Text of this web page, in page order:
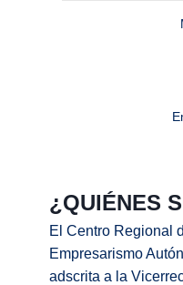
¿QUIÉNES
El Centro Regional
Empresarismo
adscrita a la